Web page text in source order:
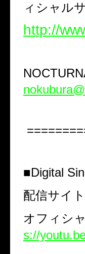
ィシャル
http://
■Digital
配信サイト
オフィシ
s://